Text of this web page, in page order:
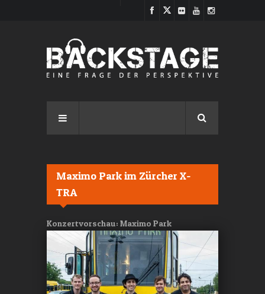
Maximo Park im Zürcher X-
TRA
Konzertvorschau: Maximo Park